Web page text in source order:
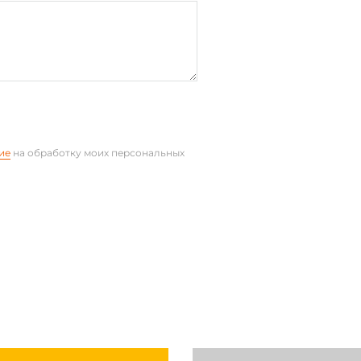
на обработку моих персональных